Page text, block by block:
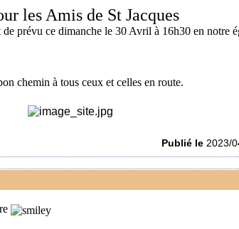
les Amis de St Jacques
prévu ce dimanche le 30 Avril à 16h30 en notre
chemin à tous ceux et celles en route.
Publié le 2023/